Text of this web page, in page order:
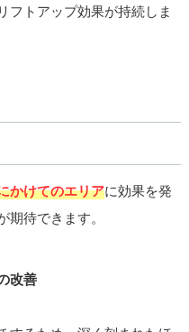
フトアップ効果が持続しま
かけてのエリアに効果を発
待できます。
改善